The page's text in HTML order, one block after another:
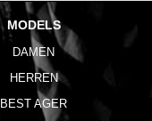
MODELS
DAMEN
HERREN
BEST AGER